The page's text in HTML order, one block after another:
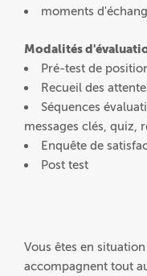
moments
Modalités
Pré-test de
Recueil des
Séquences
messages clés, quiz,
Enquête de
Post test
Vous êtes en
accompagnent tout